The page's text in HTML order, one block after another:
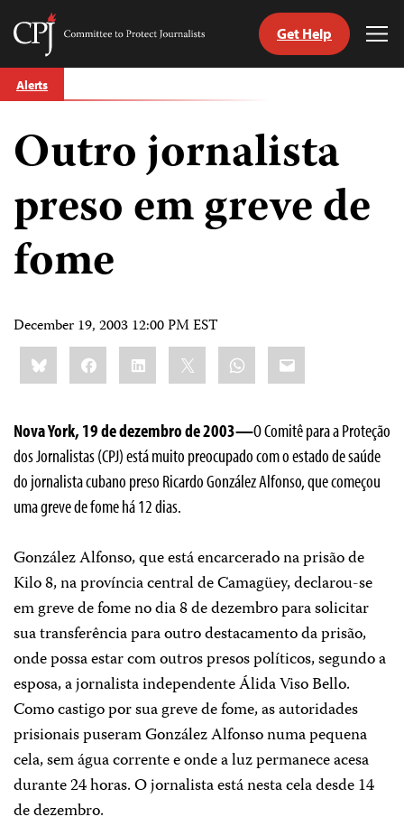
Skip
to
Committee
Journalists
Get Help
Alerts
Outro jornalista
preso em greve de
fome
December 19, 2003 12:00 PM EST
Share
this:BlueskyFacebookLinkedIn WhatsApp
Email
Nova York, 19 de dezembro de 2003—O Comitê para a Proteção
dos Jornalistas (CPJ) está muito preocupado com o estado de saúde
do jornalista cubano preso Ricardo González Alfonso, que começou
uma greve de fome há 12 dias.
González Alfonso, que está encarcerado na prisão de
Kilo 8, na província central de Camagüey, declarou-se
em greve de fome no dia 8 de dezembro para solicitar
sua transferência para outro destacamento da prisão,
onde possa estar com outros presos políticos, segundo a
esposa, a jornalista independente Álida Viso Bello.
Como castigo por sua greve de fome, as autoridades
prisionais puseram González Alfonso numa pequena
cela, sem água corrente e onde a luz permanece acesa
durante 24 horas. O jornalista está nesta cela desde 14
de dezembro.